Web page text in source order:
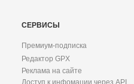
СЕРВИСЫ
Премиум-подписка
Редактор GPX
Реклама на сайте
Доступ к инфомации через API